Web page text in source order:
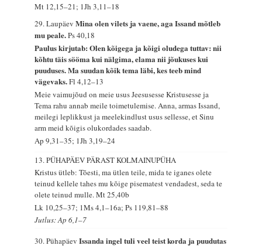
Mt 12,15–21; 1Jh 3,11–18
29. LaupäevMina olen vilets ja vaene, aga Issand mõtleb
mu peale.Ps 40,18
Paulus kirjutab: Olen kõigega ja kõigi oludega tuttav: nii
kõhtu täis sööma kui nälgima, elama nii jõukuses kui
puuduses. Ma suudan kõik tema läbi, kes teeb mind
vägevaks.Fl 4,12–13
Meie vaimujõud on meie usus Jeesusesse Kristusesse ja
Tema rahu annab meile toimetulemise. Anna, armas Issand,
meilegi leplikkust ja meelekindlust usus sellesse, et Sinu
arm meid kõigis olukordades saadab.
Ap 9,31–35; 1Jh 3,19–24
13. PÜHAPÄEV PÄRAST KOLMAINUPÜHA
Kristus ütleb: Tõesti, ma ütlen teile, mida te iganes olete
teinud kellele tahes mu kõige pisematest vendadest, seda te
olete teinud mulle.Mt 25,40b
Lk 10,25–37; 1Ms 4,1–16a; Ps 119,81–88
Jutlus: Ap 6,1–7
30. PühapäevIssanda ingel tuli veel teist korda ja puudutas